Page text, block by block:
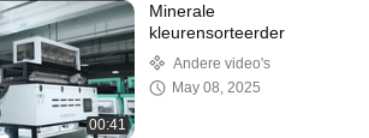
00:41
Minerale
kleurensorteerder
Andere video's
May 08, 2025